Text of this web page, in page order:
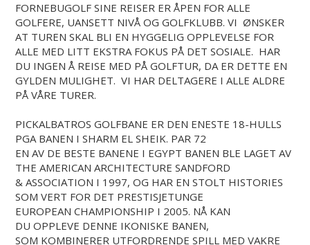
FORNEBUGOLF SINE REISER ER ÅPEN FOR ALLE
GOLFERE, UANSETT NIVÅ OG GOLFKLUBB. VI ØNSKER
AT TUREN SKAL BLI EN HYGGELIG OPPLEVELSE FOR
ALLE MED LITT EKSTRA FOKUS PÅ DET SOSIALE. HAR
DU INGEN Å REISE MED PÅ GOLFTUR, DA ER DETTE EN
GYLDEN MULIGHET. VI HAR DELTAGERE I ALLE ALDRE
PÅ VÅRE TURER.
PICKALBATROS GOLFBANE ER DEN ENESTE 18-HULLS
PGA BANEN I SHARM EL SHEIK. PAR 72
EN AV DE BESTE BANENE I EGYPT BANEN BLE LAGET AV
THE AMERICAN ARCHITECTURE SANDFORD
& ASSOCIATION I 1997, OG HAR EN STOLT HISTORIES
SOM VERT FOR DET PRESTISJETUNGE
EUROPEAN CHAMPIONSHIP I 2005. NÅ KAN
DU OPPLEVE DENNE IKONISKE BANEN,
SOM KOMBINERER UTFORDRENDE SPILL MED VAKRE